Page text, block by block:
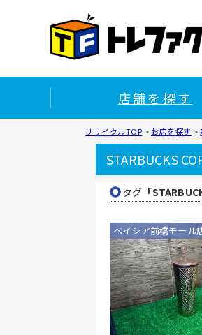
店舗を探す
リサイクルTOP > お店を探す >
STARBUCKS
タグ 「
ベイシア前橋モール